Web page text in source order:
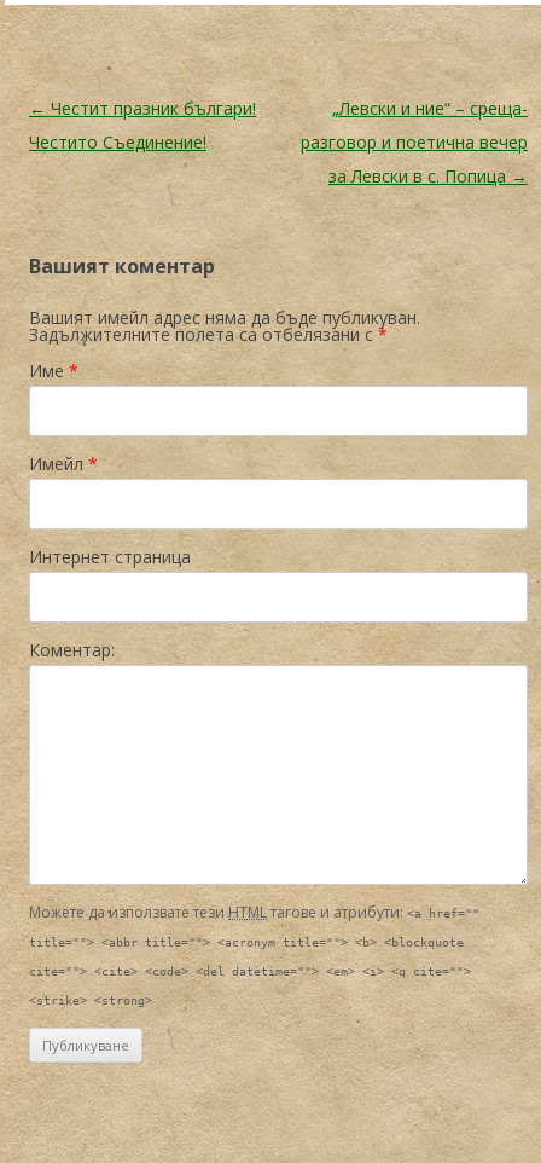
Навигация в публикациите
←Честит празник българи!
Честито Съединение!
„Левски и ние“ – среща-
разговор и поетична вечер
за Левски в с. Попица→
Вашият коментар
Вашият имейл адрес няма да бъде публикуван.
Задължителните полета са отбелязани с *
Име*
Имейл*
Интернет страница
Коментар:
Можете да използвате тезиHTMLтагове и атрибути: <a href=""
title=""> <abbr title=""> <acronym title=""> <b> <blockquote
cite=""> <cite> <code> <del datetime=""> <em> <i> <q cite="">
<strike> <strong>